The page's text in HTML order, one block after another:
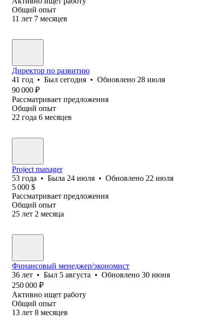
Общий опыт
11 лет 7 месяцев
Директор по развитию
41 год • Был сегодня • Обновлено 28 июля
90 000 ₽
Рассматривает предложения
Общий опыт
22 года 6 месяцев
Project manager
53 года • Была 24 июля • Обновлено 22 июля
5 000 $
Рассматривает предложения
Общий опыт
25 лет 2 месяца
Финансовый менеджер/экономист
36 лет • Был 5 августа • Обновлено 30 июня
250 000 ₽
Активно ищет работу
Общий опыт
13 лет 8 месяцев